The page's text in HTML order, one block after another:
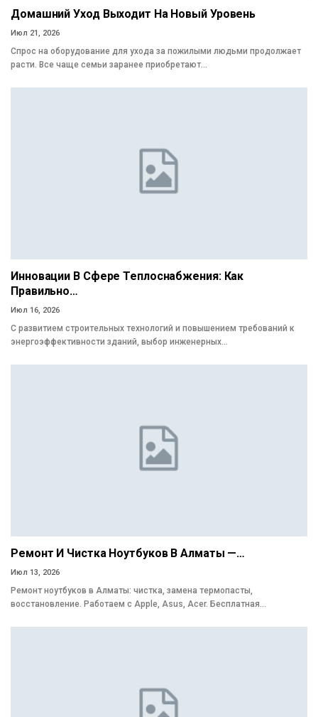
Домашний Уход Выходит На Новый Уровень
Июл 21, 2026
Спрос на оборудование для ухода за пожилыми людьми продолжает
расти. Все чаще семьи заранее приобретают…
Инновации В Сфере Теплоснабжения: Как
Правильно…
Июл 16, 2026
С развитием строительных технологий и повышением требований к
энергоэффективности зданий, выбор инженерных…
Ремонт И Чистка Ноутбуков В Алматы —…
Июл 13, 2026
Ремонт ноутбуков в Алматы: чистка, замена термопасты,
восстановление. Работаем с Apple, Asus, Acer. Бесплатная…